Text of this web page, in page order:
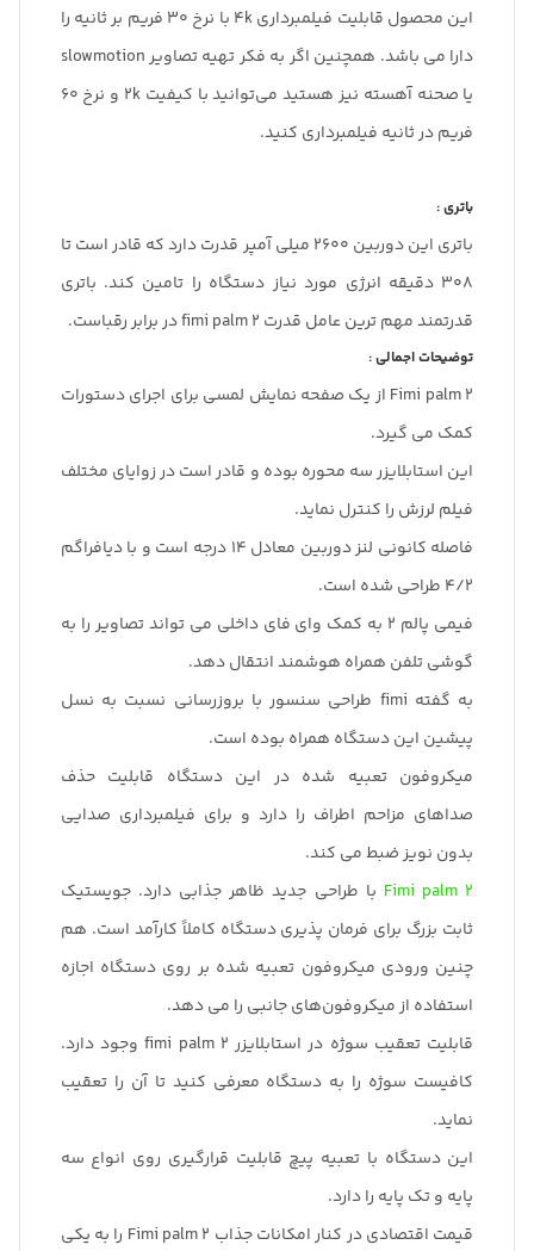
این محصول قابلیت فیلمبرداری 4k با نرخ 30 فریم بر ثانیه را
دارا می باشد. همچنین اگر به فکر تهیه تصاویر slowmotion
یا صحنه آهسته نیز هستید می‌توانید با کیفیت 2k و نرخ 60
فریم در ثانیه فیلمبرداری کنید.
باتری :
باتری این دوربین 2600 میلی آمپر قدرت دارد که قادر است تا
308 دقیقه انرژی مورد نیاز دستگاه را تامین کند. باتری
قدرتمند مهم ترین عامل قدرت fimi palm 2 در برابر رقباست.
توضیحات اجمالی :
Fimi palm 2 از یک صفحه نمایش لمسی برای اجرای دستورات
کمک می گیرد.
این استابلایزر سه محوره بوده و قادر است در زوایای مختلف
فیلم لرزش را کنترل نماید.
فاصله کانونی لنز دوربین معادل 14 درجه است و با دیافراگم
4/2 طراحی شده است.
فیمی پالم 2 به کمک وای فای داخلی می تواند تصاویر را به
گوشی تلفن همراه هوشمند انتقال دهد.
به گفته fimi طراحی سنسور با بروزرسانی نسبت به نسل
پیشین این دستگاه همراه بوده است.
میکروفون تعبیه شده در این دستگاه قابلیت حذف
صداهای مزاحم اطراف را دارد و برای فیلمبرداری صدایی
بدون نویز ضبط می کند.
Fimi palm 2 با طراحی جدید ظاهر جذابی دارد. جویستیک
ثابت بزرگ برای فرمان پذیری دستگاه کاملاً کارآمد است. هم
چنین ورودی میکروفون تعبیه شده بر روی دستگاه اجازه
استفاده از میکروفون‌های جانبی را می دهد.
قابلیت تعقیب سوژه در استابلایزر fimi palm 2 وجود دارد.
کافیست سوژه را به دستگاه معرفی کنید تا آن را تعقیب
نماید.
این دستگاه با تعبیه پیچ قابلیت قرارگیری روی انواع سه
پایه و تک پایه را دارد.
قیمت اقتصادی در کنار امکانات جذاب Fimi palm 2 را به یکی